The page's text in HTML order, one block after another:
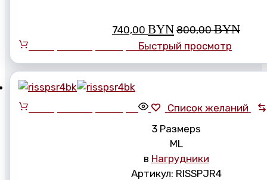
740,00 BYN 800,00BYN
Быстрый просмотр
Список желаний
3 Размерs
ML
в Нагрудники
Артикул: RISSPJR4